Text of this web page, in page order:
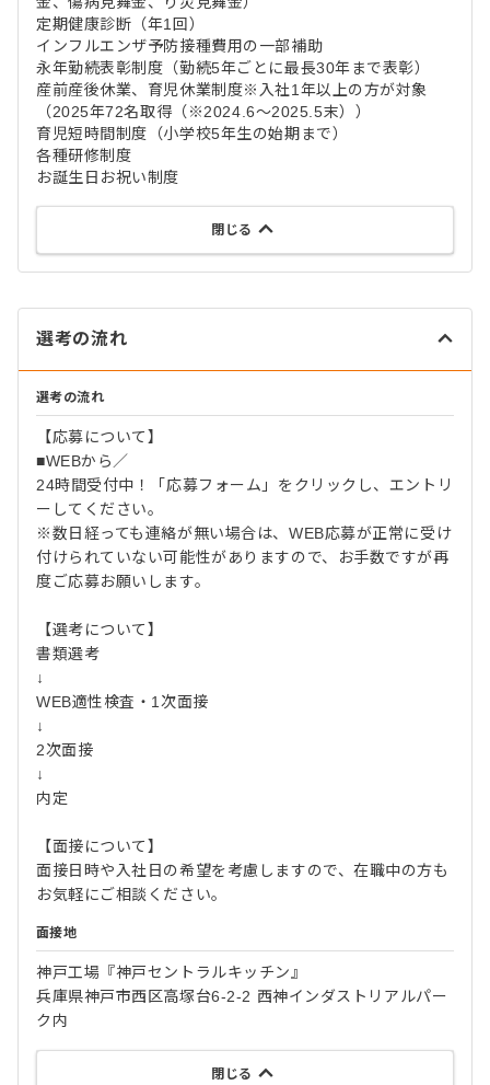
定期健康診断（年1回）
インフルエンザ予防接種費用の一部補助
永年勤続表彰制度（勤続5年ごとに最長30年まで表彰）
産前産後休業、育児休業制度※入社1年以上の方が対象
（2025年72名取得（※2024.6～2025.5末））
育児短時間制度（小学校5年生の始期まで）
各種研修制度
お誕生日お祝い制度
閉じる
選考の流れ
選考の流れ
【応募について】
■WEBから／
24時間受付中！「応募フォーム」をクリックし、エントリ
ーしてください。
※数日経っても連絡が無い場合は、WEB応募が正常に受け
付けられていない可能性がありますので、お手数ですが再
度ご応募お願いします。
【選考について】
書類選考
↓
WEB適性検査・1次面接
↓
2次面接
↓
内定
【面接について】
面接日時や入社日の希望を考慮しますので、在職中の方も
お気軽にご相談ください。
面接地
神戸工場『神戸セントラルキッチン』
兵庫県神戸市西区高塚台6-2-2 西神インダストリアルパー
ク内
閉じる